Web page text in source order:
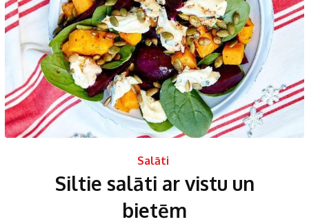
Salāti
Siltie salāti ar vistu un
bietēm